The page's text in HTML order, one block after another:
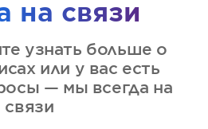
на связи
узнать больше о
или у вас есть
— мы всегда на
связи